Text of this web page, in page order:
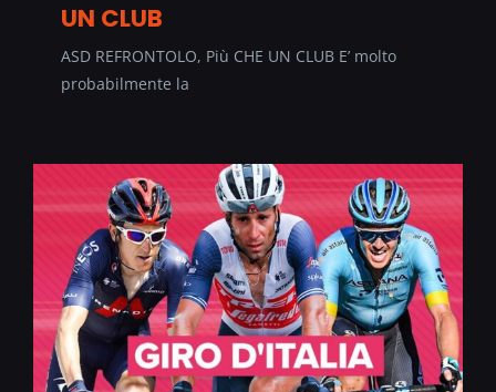
UN CLUB
ASD REFRONTOLO, Più CHE UN CLUB E’ molto
probabilmente la